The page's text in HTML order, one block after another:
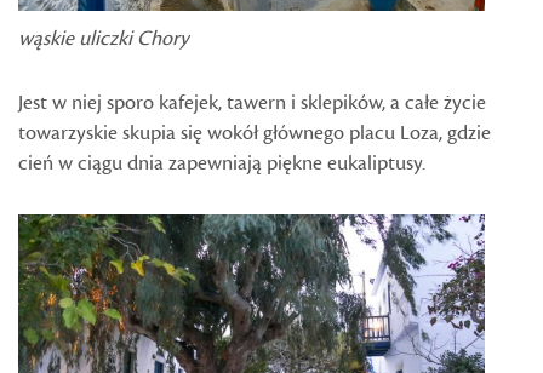
wąskie uliczki Chory
Jest w niej sporo kafejek, tawern i sklepików, a całe życie
towarzyskie skupia się wokół głównego placu Loza, gdzie
cień w ciągu dnia zapewniają piękne eukaliptusy.